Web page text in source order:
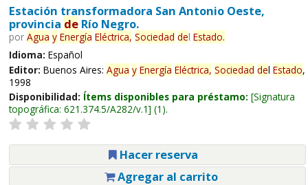
Estación transformadora San Antonio Oeste,
provincia deRío Negro.
por Agua y Energía Eléctrica, Sociedad del Estado.
Idioma: Español
Editor: Buenos Aires: Agua y Energía Eléctrica, Sociedad del Estado,
1998
Disponibilidad: Ítems disponibles para préstamo: Signatura
topográfica: 621.374.5/A282/v.1 (1).
Hacer reserva
Agregar al carrito